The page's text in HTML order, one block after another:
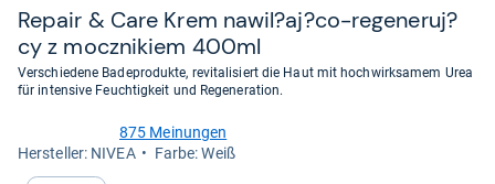
und
sich
Repair & Care Krem nawil?aj?co-​rege­ne­ruj?
cy z mocz­ni­kiem 400ml
Verschiedene Badeprodukte, revitalisiert die Haut mit hochwirksamem Urea
für intensive Feuchtigkeit und Regeneration.
von
875 Meinungen
Her­stel­ler: NIVEA
Farbe: Weiß